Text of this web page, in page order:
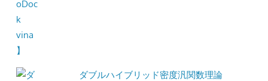
ダブルハイブリッド密度汎関数理論